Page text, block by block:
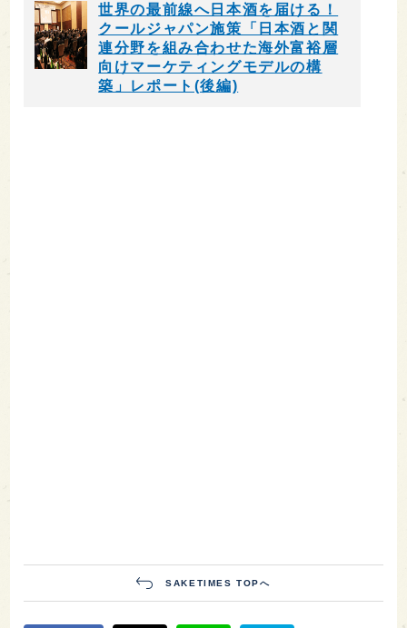
世界の最前線へ日本酒を届ける！
クールジャパン施策「日本酒と関
連分野を組み合わせた海外富裕層
向けマーケティングモデルの構
築」レポート(後編)
SAKETIMES TOPへ